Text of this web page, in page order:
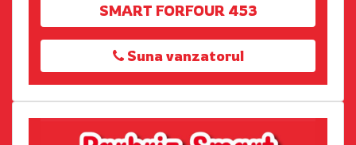
SMART FORFOUR 453
Suna vanzatorul